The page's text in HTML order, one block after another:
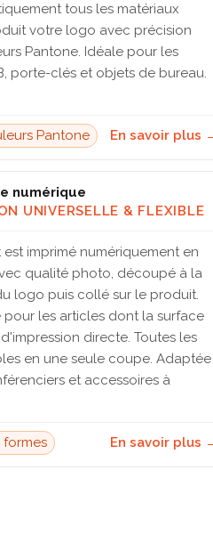
tous les matériaux
votre logo avec précision
Pantone. Idéale pour les
porte-clés et objets de bureau.
Pantone En savoir plus
numérique
UNIVERSELLE & FLEXIBLE
imprimé numériquement en
qualité photo, découpé à la
logo puis collé sur le produit.
les articles dont la surface
directe. Toutes les
en une seule coupe. Adaptée
et accessoires à
formes En savoir plus